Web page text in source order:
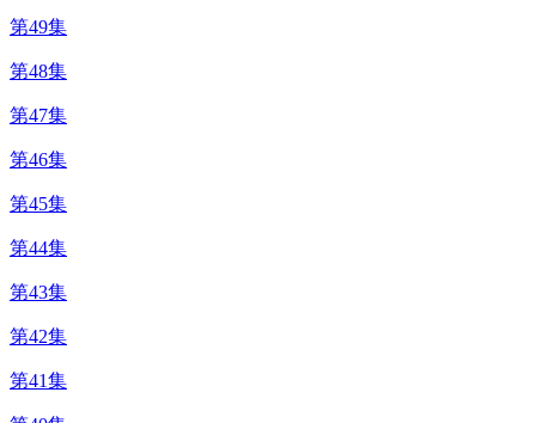
第49集
第48集
第47集
第46集
第45集
第44集
第43集
第42集
第41集